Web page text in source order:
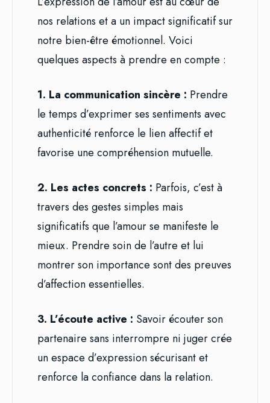
nos relations et a un impact significatif sur
notre bien-être émotionnel. Voici
quelques aspects à prendre en compte :
1. La communication sincère : Prendre
le temps d’exprimer ses sentiments avec
authenticité renforce le lien affectif et
favorise une compréhension mutuelle.
2. Les actes concrets : Parfois, c’est à
travers des gestes simples mais
significatifs que l’amour se manifeste le
mieux. Prendre soin de l’autre et lui
montrer son importance sont des preuves
d’affection essentielles.
3. L’écoute active : Savoir écouter son
partenaire sans interrompre ni juger crée
un espace d’expression sécurisant et
renforce la confiance dans la relation.